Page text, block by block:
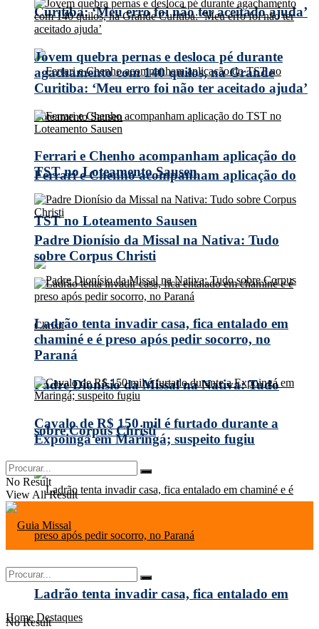
Curitiba: ‘Meu erro foi não ter aceitado ajuda’
Ferrari e Chenho acompanham aplicação do
TST no Loteamento Sausen
Padre Dionísio da Missal na Nativa: Tudo
sobre Corpus Christi
Ladrão tenta invadir casa, fica entalado em
Jovem quebra pernas e desloca pé durante
agachamento com 140 quilos, na Grande
Curitiba: ‘Meu erro foi não ter aceitado ajuda’
Ferrari e Chenho acompanham aplicação do
TST no Loteamento Sausen
Padre Dionísio da Missal na Nativa: Tudo
sobre Corpus Christi
Ladrão tenta invadir casa, fica entalado em
chaminé e é preso após pedir socorro, no
Paraná
Cavalo de R$ 150 mil é furtado durante a
Expoingá em Maringá; suspeito fugiu
No Result
View All Result
No Result
Home Destaques